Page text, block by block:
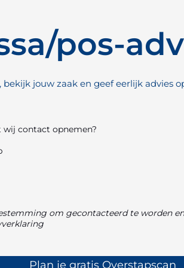
pos-
jouw zaak en geef eerlijk advies
wij contact opnemen?
om gecontacteerd te worden
Plan je gratis Overstapscan